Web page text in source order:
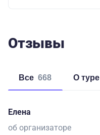
Отзывы
Все 668 о туре
Елена
об организаторе